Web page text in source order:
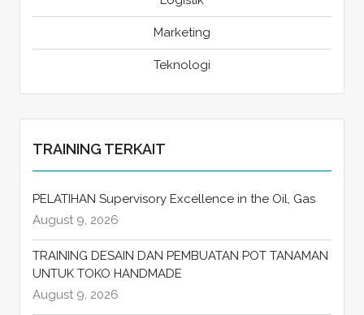
Marketing
Teknologi
TRAINING TERKAIT
PELATIHAN Supervisory Excellence in the Oil, Gas
August 9, 2026
TRAINING DESAIN DAN PEMBUATAN POT TANAMAN
UNTUK TOKO HANDMADE
August 9, 2026